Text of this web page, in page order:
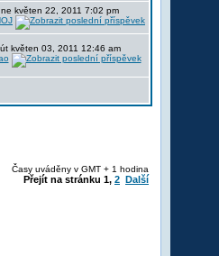
ne květen 22, 2011 7:02 pm
út květen 03, 2011 12:46 am
Časy uváděny v GMT + 1 hodina
Přejít na stránku 1, 2 Další